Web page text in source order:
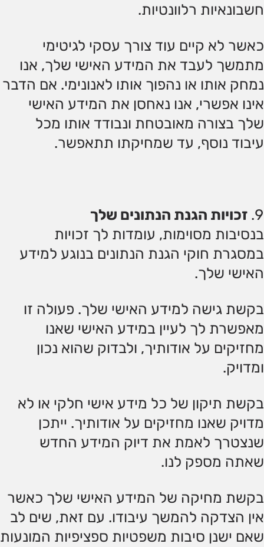
חשבונאיות רלוונטיות.
כאשר לא קיים עוד צורך עסקי לגיטימי
מתמשך לעבד את המידע האישי שלך, אנו
נמחק אותו או נהפוך אותו לאנונימי. אם הדבר
אינו אפשרי, אנו נאחסן את המידע האישי
שלך בצורה מאובטחת ונבודד אותו מכל
עיבוד נוסף, עד שמחיקתו תתאפשר.
זכויות הגנת הנתונים שלך
בנסיבות מסוימות, עומדות לך זכויות
במסגרת חוקי הגנת הנתונים בנוגע למידע
האישי שלך.
בקשת גישה למידע האישי שלך. פעולה זו
מאפשרת לך לעיין במידע האישי שאנו
מחזיקים על אודותיך, ולבדוק שהוא נכון
ומדויק.
בקשת תיקון של כל מידע אישי חלקי או לא
מדויק שאנו מחזיקים על אודותיך. ייתכן
שנצטרך לאמת את דיוק המידע החדש
שאתה מספק לנו.
בקשת מחיקה של המידע האישי שלך כאשר
אין הצדקה להמשך עיבודו. עם זאת, שים לב
שאם ישנן סיבות משפטיות ספציפיות המונעות